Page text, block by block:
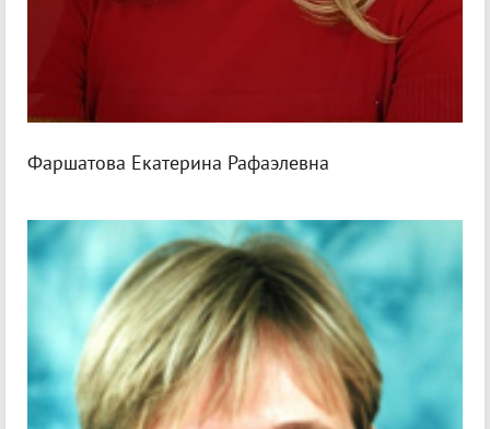
Фаршатова Екатерина Рафаэлевна